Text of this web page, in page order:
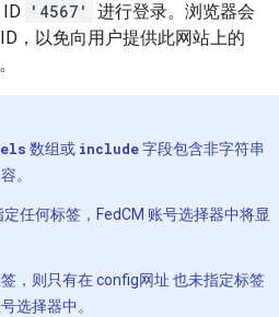
'4567'
进行登录。浏览器会
，以免向用户提供此网站上的
数组或 include字段包含非字符串
。
任何标签，FedCM 账号选择器中将显
，则只有在 config网址 也未指定标签
选择器中。